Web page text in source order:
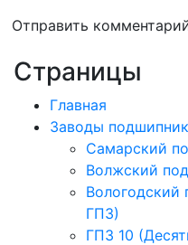
Отправить
Страницы
Главная
Заводы
Cамарский
Волжский
Вологодский
ГПЗ)
ГПЗ 10